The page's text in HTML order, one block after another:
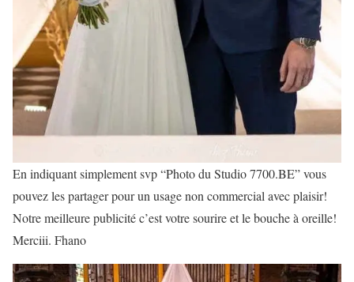
En indiquant simplement svp “Photo du Studio 7700.BE” vous
pouvez les partager pour un usage non commercial avec plaisir!
Notre meilleure publicité c’est votre sourire et le bouche à oreille!
Merciii. Fhano